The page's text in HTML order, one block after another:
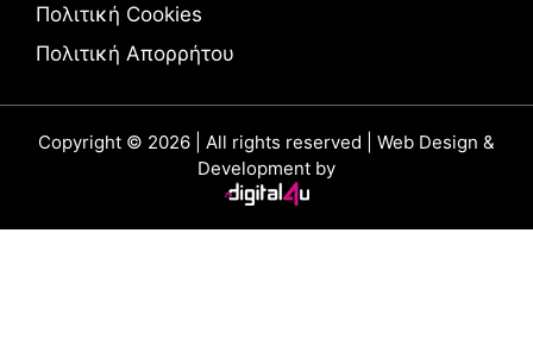
Πολιτική Cookies
Πολιτική Απορρήτου
Copyright © 2026 | All rights reserved | Web Design &
Development by